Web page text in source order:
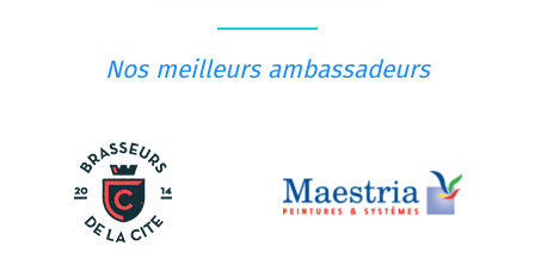
Nos meilleurs ambassadeurs